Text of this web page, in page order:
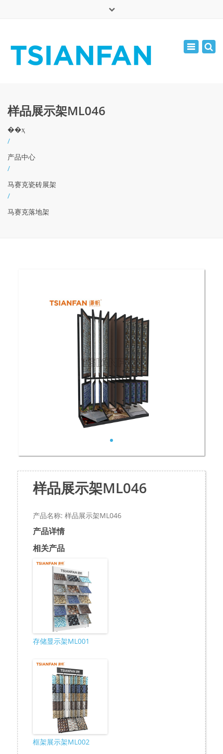
周一 - 周六: 7:00 - 17:00
Toggle
样品展示架ML046
��ҳ
/
产品中心
/
马赛克瓷砖展架
/
马赛克落地架
样品展示架ML046
产品名称: 样品展示架ML046
产品详情
相关产品
存储显示架ML001
框架展示架ML002